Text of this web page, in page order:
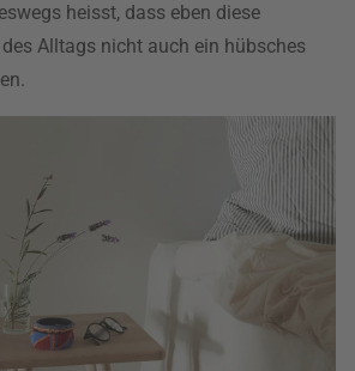
heisst, dass eben diese
Alltags nicht auch ein hübsches